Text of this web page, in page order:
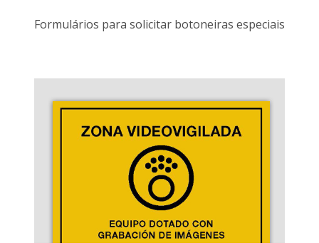
Formulários para solicitar botoneiras especiais